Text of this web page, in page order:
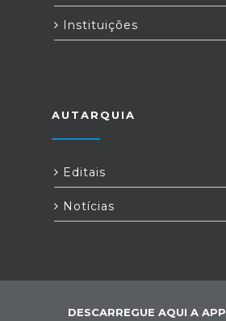
Instituições
AUTARQUIA
Editais
Notícias
DESCARREGUE AQUI A APP